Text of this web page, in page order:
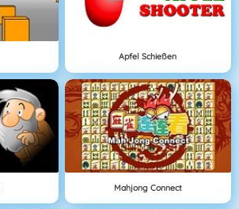
Apfel Schießen
Mahjong Connect